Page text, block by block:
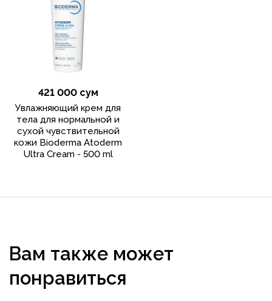
421 000 сум
Увлажняющий крем для
тела для нормальной и
сухой чувствительной
кожи Bioderma Atoderm
Ultra Cream - 500 ml
Вам также может
понравиться